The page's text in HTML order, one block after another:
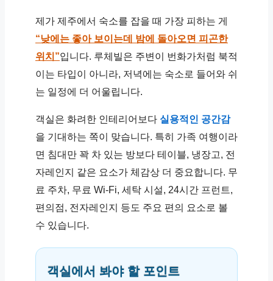
제가 제주에서 숙소를 잡을 때 가장 피하는 게
“낮에는 좋아 보이는데 밤에 돌아오면 피곤한
위치”입니다. 루체빌은 주변이 번화가처럼 북적
이는 타입이 아니라, 저녁에는 숙소로 들어와 쉬
는 일정에 더 어울립니다.
객실은 화려한 인테리어보다 실용적인 공간감
을 기대하는 쪽이 맞습니다. 특히 가족 여행이라
면 침대만 꽉 차 있는 방보다 테이블, 냉장고, 전
자레인지 같은 요소가 체감상 더 중요합니다. 무
료 주차, 무료 Wi-Fi, 세탁 시설, 24시간 프런트,
편의점, 전자레인지 등도 주요 편의 요소로 볼
수 있습니다.
객실에서 봐야 할 포인트